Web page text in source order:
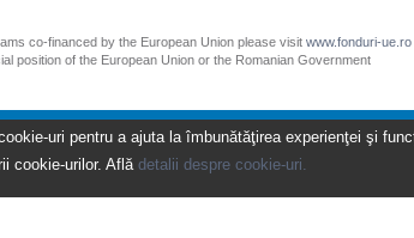
co-financed by the European Union please visit www.fonduri-ue.ro
position of the European Union or the Romanian Government
uri pentru a ajuta la îmbunătăţirea experienţei şi
cookie-urilor. Află detalii despre cookie-uri.